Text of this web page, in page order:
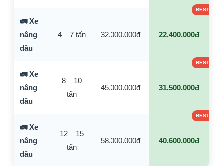
🚛 Xe
nâng
dầu
4 – 7 tấn 32.000.000đ 22.400.000đ
🚛 Xe
nâng
dầu
8 – 10
tấn
45.000.000đ 31.500.000đ
🚛 Xe
nâng
dầu
12 – 15
tấn
58.000.000đ 40.600.000đ